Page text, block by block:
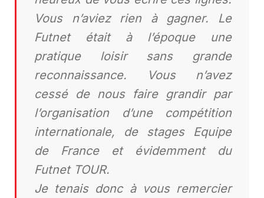
Vous n’aviez rien à gagner. Le
Futnet était à l’époque une
pratique loisir sans grande
reconnaissance. Vous n’avez
cessé de nous faire grandir par
l’organisation d’une compétition
internationale, de stages Equipe
de France et évidemment du
Futnet TOUR.
Je tenais donc à vous remercier